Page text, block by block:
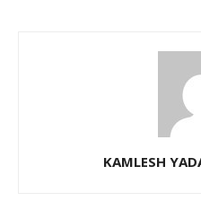
KAMLESH